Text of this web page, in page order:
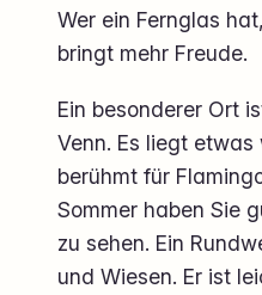
Wer ein Fernglas
bringt mehr Freude.
Ein besonderer Ort
Venn. Es liegt
berühmt für
Sommer haben Sie
zu sehen. Ein
und Wiesen. Er ist